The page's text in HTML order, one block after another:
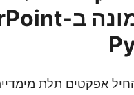
אפקטים תלת